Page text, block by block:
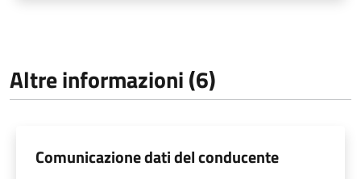
Altre informazioni (6)
Comunicazione dati del conducente